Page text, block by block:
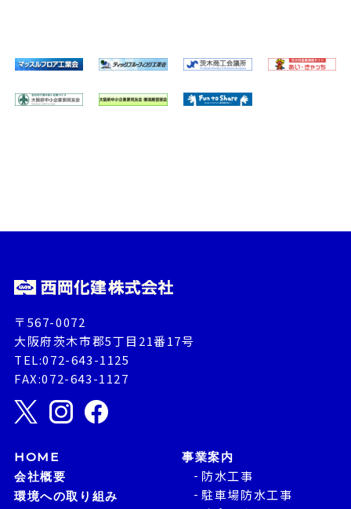
〒567-0072
大阪府茨木市郡5丁目21番17号
TEL:072-643-1125
FAX:072-643-1127
HOME
会社概要
環境への取り組み
事業案内
防水工事
駐車場防水工事